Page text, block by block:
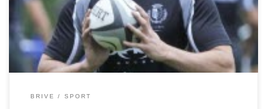
-20 et à VII Vous évoluez en tant qu’arrière/ailier au CAB depuis
cette année, notamment avec votre cousin Andrew Ma’ilei, vous
sentez-vous bien […]
BRIVE SPORT